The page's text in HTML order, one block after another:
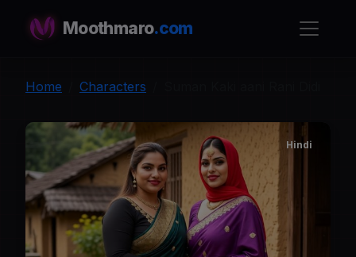
Moothmaro.com
Home Characters
Hindi